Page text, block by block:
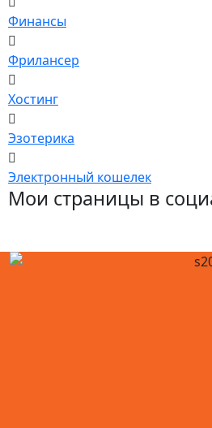
Финансы
Фрилансер
Хостинг
Эзотерика
Электронный кошелек
Мои страницы в